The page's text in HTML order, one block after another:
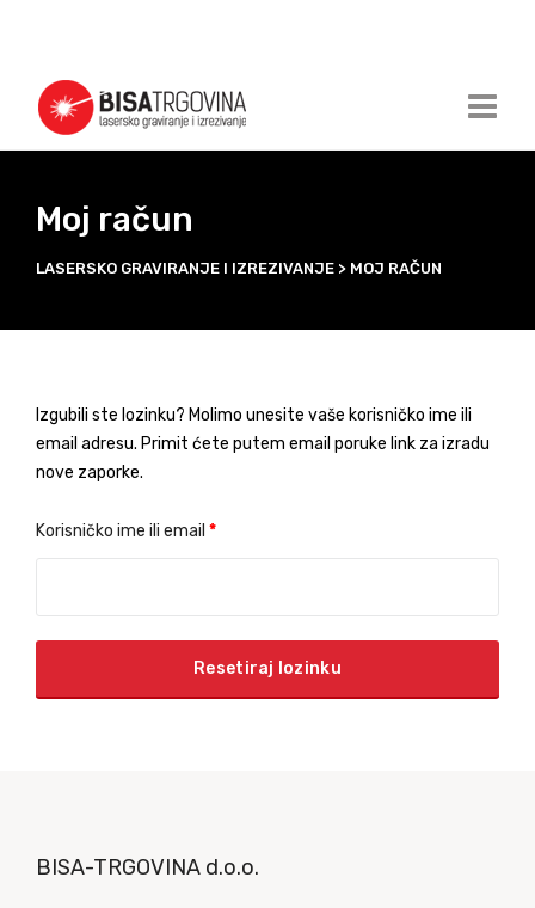
Moj račun
LASERSKO GRAVIRANJE I IZREZIVANJE > MOJ RAČUN
Izgubili ste lozinku? Molimo unesite vaše korisničko ime ili
email adresu. Primit ćete putem email poruke link za izradu
nove zaporke.
Korisničko ime ili email *
Resetiraj lozinku
BISA-TRGOVINA d.o.o.